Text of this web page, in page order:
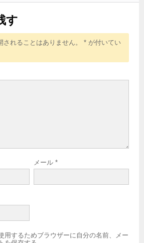
す
されることはありません。 * が付いてい
メール *
用するためブラウザーに自分の名前、メー